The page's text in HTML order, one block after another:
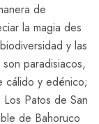
de
la magia des
y las
paradisiacos,
cálido y edénico;
Patos de San
de Bahoruco